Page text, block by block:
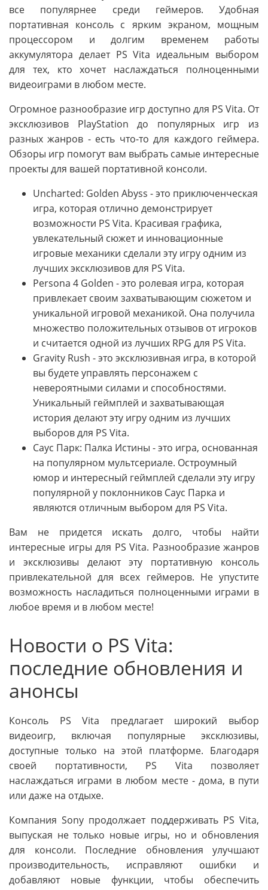
все популярнее среди геймеров. Удобная
портативная консоль с ярким экраном, мощным
процессором и долгим временем работы
аккумулятора делает PS Vita идеальным выбором
для тех, кто хочет наслаждаться полноценными
видеоиграми в любом месте.
Огромное разнообразие игр доступно для PS Vita. От
эксклюзивов PlayStation до популярных игр из
разных жанров - есть что-то для каждого геймера.
Обзоры игр помогут вам выбрать самые интересные
проекты для вашей портативной консоли.
Uncharted: Golden Abyss - это приключенческая
игра, которая отлично демонстрирует
возможности PS Vita. Красивая графика,
увлекательный сюжет и инновационные
игровые механики сделали эту игру одним из
лучших эксклюзивов для PS Vita.
Persona 4 Golden - это ролевая игра, которая
привлекает своим захватывающим сюжетом и
уникальной игровой механикой. Она получила
множество положительных отзывов от игроков
и считается одной из лучших RPG для PS Vita.
Gravity Rush - это эксклюзивная игра, в которой
вы будете управлять персонажем с
невероятными силами и способностями.
Уникальный геймплей и захватывающая
история делают эту игру одним из лучших
выборов для PS Vita.
Саус Парк: Палка Истины - это игра, основанная
на популярном мультсериале. Остроумный
юмор и интересный геймплей сделали эту игру
популярной у поклонников Саус Парка и
являются отличным выбором для PS Vita.
Вам не придется искать долго, чтобы найти
интересные игры для PS Vita. Разнообразие жанров
и эксклюзивы делают эту портативную консоль
привлекательной для всех геймеров. Не упустите
возможность насладиться полноценными играми в
любое время и в любом месте!
Новости о PS Vita:
последние обновления и
анонсы
Консоль PS Vita предлагает широкий выбор
видеоигр, включая популярные эксклюзивы,
доступные только на этой платформе. Благодаря
своей портативности, PS Vita позволяет
наслаждаться играми в любом месте - дома, в пути
или даже на отдыхе.
Компания Sony продолжает поддерживать PS Vita,
выпуская не только новые игры, но и обновления
для консоли. Последние обновления улучшают
производительность, исправляют ошибки и
добавляют новые функции, чтобы обеспечить